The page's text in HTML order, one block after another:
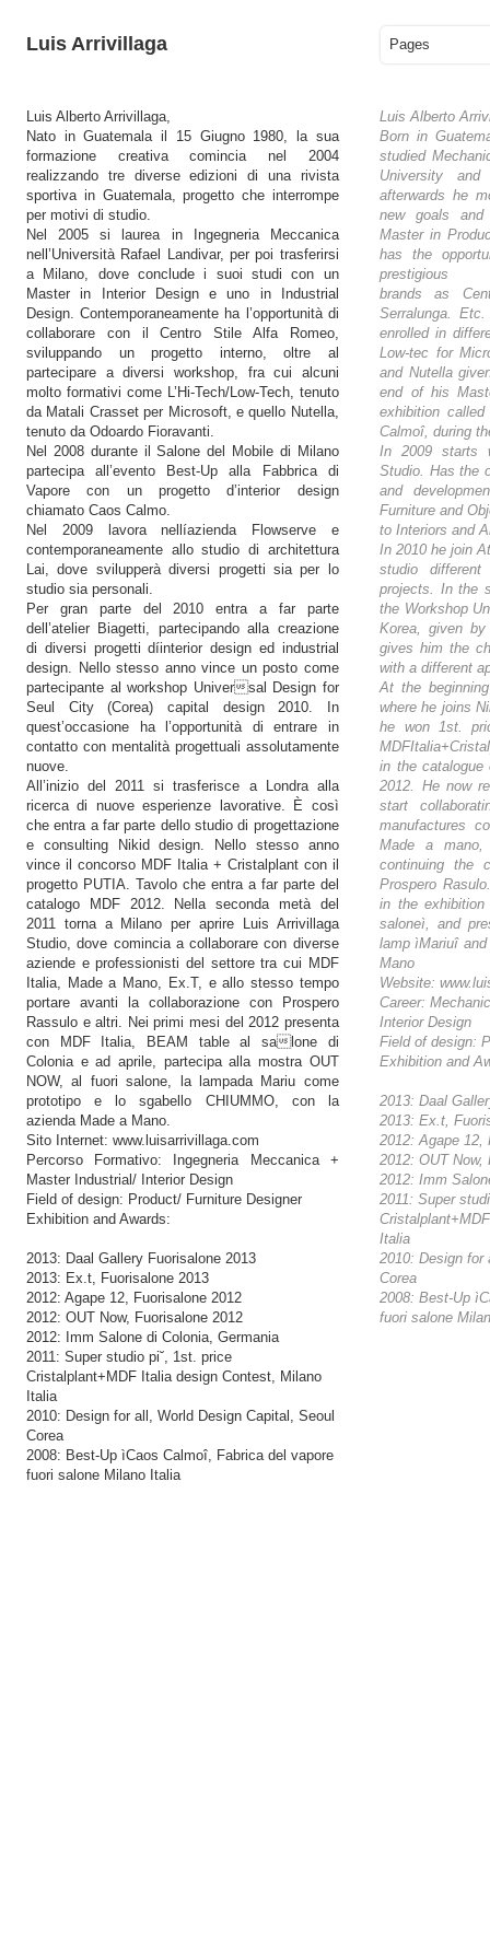
Luis Arrivillaga Pages
Luis Alberto Arrivillaga,
Nato in Guatemala il 15 Giugno 1980, la sua
formazione creativa comincia nel 2004
realizzando tre diverse edizioni di una rivista
sportiva in Guatemala, progetto che interrompe
per motivi di studio.
Nel 2005 si laurea in Ingegneria Meccanica
nell’Università Rafael Landivar, per poi trasferirsi
a Milano, dove conclude i suoi studi con un
Master in Interior Design e uno in Industrial
Design. Contemporaneamente ha l’opportunità di
collaborare con il Centro Stile Alfa Romeo,
sviluppando un progetto interno, oltre al
partecipare a diversi workshop, fra cui alcuni
molto formativi come L’Hi-Tech/Low-Tech, tenuto
da Matali Crasset per Microsoft, e quello Nutella,
tenuto da Odoardo Fioravanti.
Nel 2008 durante il Salone del Mobile di Milano
partecipa all’evento Best-Up alla Fabbrica di
Vapore con un progetto d’interior design
chiamato Caos Calmo.
Nel 2009 lavora nellíazienda Flowserve e
contemporaneamente allo studio di architettura
Lai, dove svilupperà diversi progetti sia per lo
studio sia personali.
Per gran parte del 2010 entra a far parte
dell’atelier Biagetti, partecipando alla creazione
di diversi progetti díinterior design ed industrial
design. Nello stesso anno vince un posto come
partecipante al workshop Universal Design for
Seul City (Corea) capital design 2010. In
quest’occasione ha l’opportunità di entrare in
contatto con mentalità progettuali assolutamente
nuove.
All’inizio del 2011 si trasferisce a Londra alla
ricerca di nuove esperienze lavorative. È così
che entra a far parte dello studio di progettazione
e consulting Nikid design. Nello stesso anno
vince il concorso MDF Italia + Cristalplant con il
progetto PUTIA. Tavolo che entra a far parte del
catalogo MDF 2012. Nella seconda metà del
2011 torna a Milano per aprire Luis Arrivillaga
Studio, dove comincia a collaborare con diverse
aziende e professionisti del settore tra cui MDF
Italia, Made a Mano, Ex.T, e allo stesso tempo
portare avanti la collaborazione con Prospero
Rassulo e altri. Nei primi mesi del 2012 presenta
con MDF Italia, BEAM table al salone di
Colonia e ad aprile, partecipa alla mostra OUT
NOW, al fuori salone, la lampada Mariu come
prototipo e lo sgabello CHIUMMO, con la
azienda Made a Mano.
Sito Internet: www.luisarrivillaga.com
Percorso Formativo: Ingegneria Meccanica +
Master Industrial/ Interior Design
Field of design: Product/ Furniture Designer
Exhibition and Awards:
2013: Daal Gallery Fuorisalone 2013
2013: Ex.t, Fuorisalone 2013
2012: Agape 12, Fuorisalone 2012
2012: OUT Now, Fuorisalone 2012
2012: Imm Salone di Colonia, Germania
2011: Super studio pi˘, 1st. price
Cristalplant+MDF Italia design Contest, Milano
Italia
2010: Design for all, World Design Capital, Seoul
Corea
2008: Best-Up ìCaos Calmoî, Fabrica del vapore
fuori salone Milano Italia
Luis Alberto
Born in
studied
University
afterwards he
new goals and
Master in
has the
prestigious
brands as
Serralunga.
enrolled in
Low-tec for
and Nutella
end of his
exhibition
Calmoî, during
In 2009 starts
Studio. Has the
and
Furniture and
to Interiors and
In 2010 he join
studio
projects. In the
the Workshop
Korea, given
gives him the
with a different
At the
where he joins
he won 1st.
in the catalogue
2012. He now
start
manufactures
Made a
continuing the
Prospero
in the
saloneì, and
lamp ìMariuî
Mano
Website:
Career:
Interior Design
Field of design:
Exhibition and
2013: Daal
2013: Ex.t,
2012: Agape 12,
2012: OUT Now,
2012: Imm
2011: Super
Italia
2010: Design for
Corea
2008: Best-Up
fuori salone